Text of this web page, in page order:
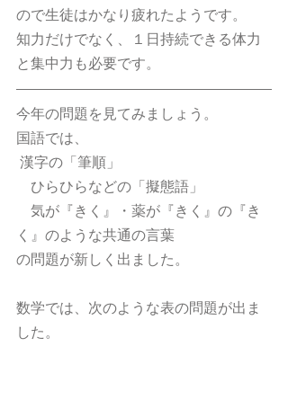
ので生徒はかなり疲れたようです。
知力だけでなく、１日持続できる体力
と集中力も必要です。
今年の問題を見てみましょう。
国語では、
漢字の「筆順」
ひらひらなどの「擬態語」
気が『きく』・薬が『きく』の『き
く』のような共通の言葉
の問題が新しく出ました。
数学では、次のような表の問題が出ま
した。